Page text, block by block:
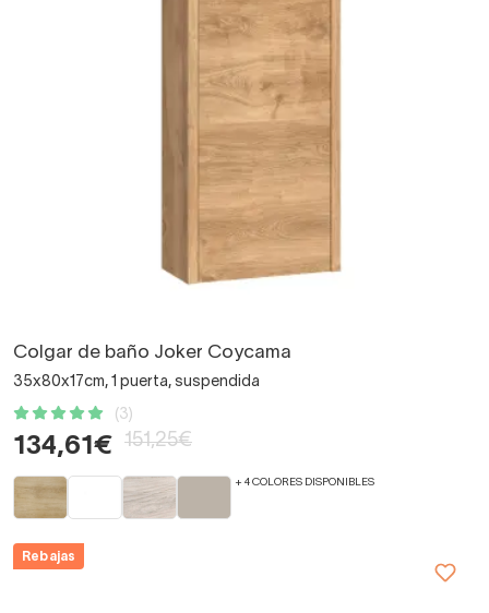
Colgar de baño Joker Coycama
35x80x17cm, 1 puerta, suspendida
(3)
134,61€ 151,25€
+ 4 COLORES DISPONIBLES
Rebajas